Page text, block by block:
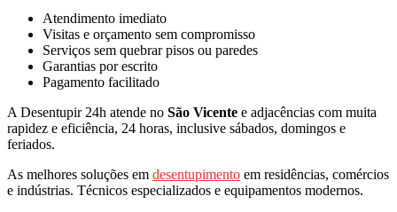
Atendimento imediato
Visitas e orçamento sem compromisso
Serviços sem quebrar pisos ou paredes
Garantias por escrito
Pagamento facilitado
A Desentupir 24h atende no São Vicente e adjacências com muita
rapidez e eficiência, 24 horas, inclusive sábados, domingos e
feriados.
As melhores soluções em desentupimento em residências, comércios
e indústrias. Técnicos especializados e equipamentos modernos.